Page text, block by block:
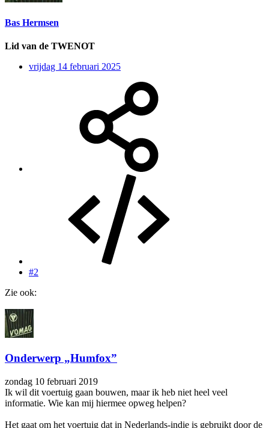
Bas Hermsen
Lid van de TWENOT
vrijdag 14 februari 2025
#2
Zie ook:
Onderwerp „Humfox”
zondag 10 februari 2019
Ik wil dit voertuig gaan bouwen, maar ik heb niet heel veel
informatie. Wie kan mij hiermee opweg helpen?
Het gaat om het voertuig dat in Nederlands-indie is gebruikt door de